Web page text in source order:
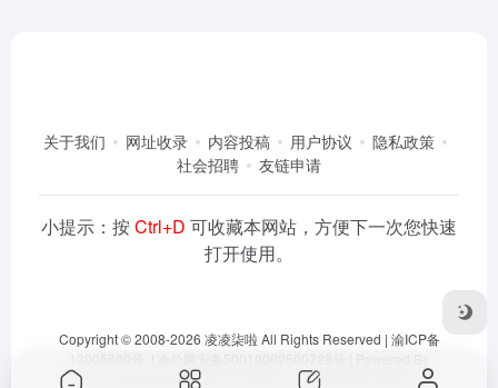
关于我们 网址收录 内容投稿 用户协议
隐私政策
社会招聘
友链申请
小提示：按Ctrl+D 可收藏本网站，方便下一次您快速
打开使用。
Copyright © 2008-2026 凌凌柒啦 All Rights Reserved | 渝ICP备
Dlaoo.Inc
Awalab| 本站运行在 由OneNav 强力驱动